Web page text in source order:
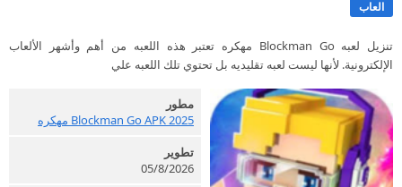
العاب
تنزيل لعبه Blockman Go مهكره تعتبر هذه اللعبه من أهم وأشهر الألعاب
الإلكترونية. لأنها ليست لعبه تقليديه بل تحتوي تلك اللعبه علي
مطور
2025 Blockman Go APK مهكره
تطوير
05/8/2026